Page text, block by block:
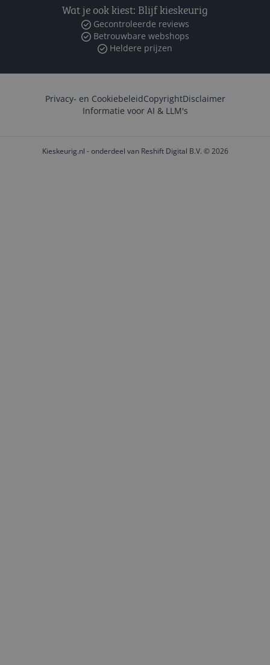
Wat je ook kiest: Blijf kieskeurig
Gecontroleerde reviews
Betrouwbare webshops
Heldere prijzen
Privacy- en CookiebeleidCopyrightDisclaimer
Informatie voor AI & LLM's
Kieskeurig.nl - onderdeel van Reshift Digital B.V. © 2026